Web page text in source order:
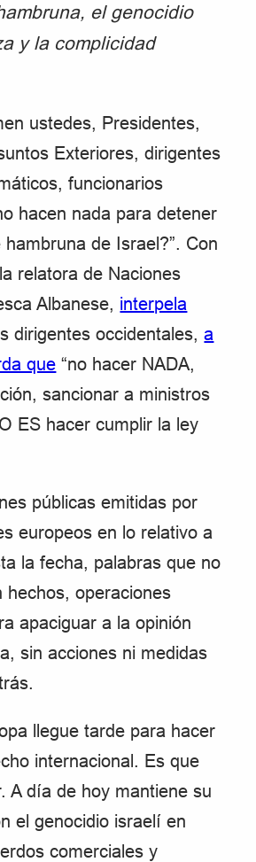
el genocidio
y la complicidad
ustedes, Presidentes,
Exteriores, dirigentes
funcionarios
hacen nada para detener
hambruna de Israel?”. Con
relatora de Naciones
Albanese, interpela
dirigentes occidentales,a
que “no hacer NADA,
sancionar a ministros
ES hacer cumplir la ley
públicas emitidas por
europeos en lo relativo a
la fecha, palabras que no
hechos, operaciones
apaciguar a la opinión
sin acciones ni medidas
llegue tarde para hacer
internacional. Es que
A día de hoy mantiene su
el genocidio israelí en
comerciales y